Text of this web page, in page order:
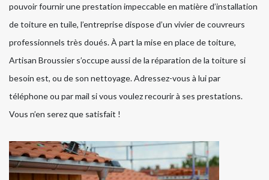
pouvoir fournir une prestation impeccable en matière d’installation
de toiture en tuile, l’entreprise dispose d’un vivier de couvreurs
professionnels très doués. À part la mise en place de toiture,
Artisan Broussier s’occupe aussi de la réparation de la toiture si
besoin est, ou de son nettoyage. Adressez-vous à lui par
téléphone ou par mail si vous voulez recourir à ses prestations.
Vous n’en serez que satisfait !